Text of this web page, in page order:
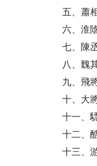
五、蕭
六、淮
七、陳
八、魏
九、飛
十、大
十一、
十二、
十三、